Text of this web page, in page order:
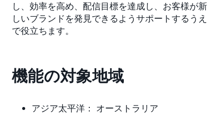
し、効率を高め、配信目標を達成し、お客様が新
しいブランドを発見できるようサポートするうえ
で役立ちます。
機能の対象地域
アジア太平洋： オーストラリア